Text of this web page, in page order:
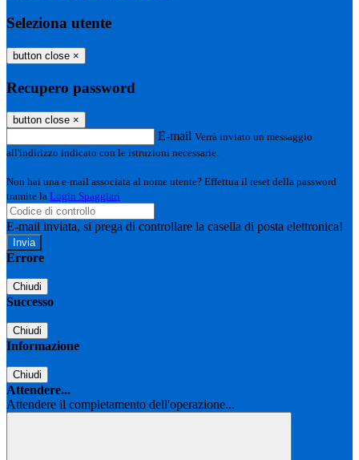
Seleziona utente
button close ×
Recupero password
button close ×
E-mail Verrà inviato un messaggio
all'indirizzo indicato con le istruzioni necessarie.
Non hai una e-mail associata al nome utente? Effettua il reset della password
tramite la Login Spaggiari
E-mail inviata, si prega di controllare la casella di posta elettronica!
Errore
Chiudi
Successo
Chiudi
Informazione
Chiudi
Attendere...
Attendere il completamento dell'operazione...